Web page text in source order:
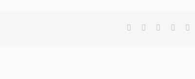
Facebook LinkedIn